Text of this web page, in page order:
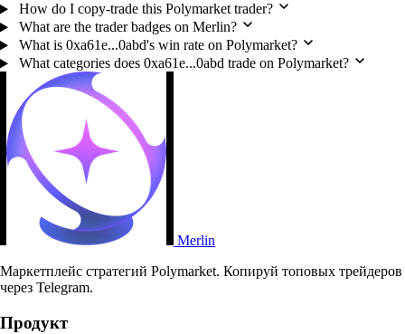
How do I copy-trade this Polymarket trader?
What are the trader badges on Merlin?
What is 0xa61e...0abd's win rate on Polymarket?
What categories does 0xa61e...0abd trade on Polymarket?
Merlin
Маркетплейс стратегий Polymarket. Копируй топовых трейдеров
через Telegram.
Продукт